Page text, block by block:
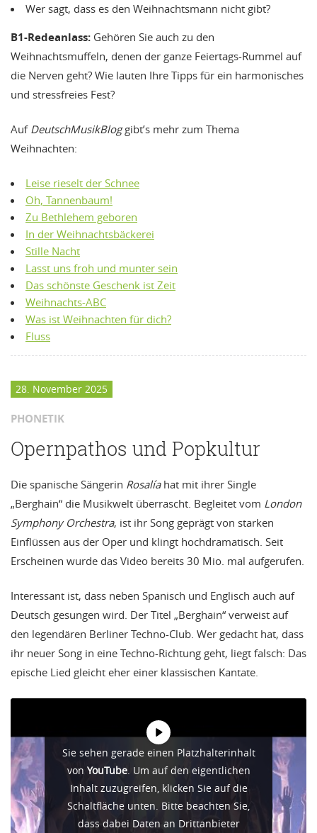
Wer sagt, dass es den Weihnachtsmann nicht gibt?
B1-Redeanlass: Gehören Sie auch zu den
Weihnachtsmuffeln, denen der ganze Feiertags-Rummel auf
die Nerven geht? Wie lauten Ihre Tipps für ein harmonisches
und stressfreies Fest?
Auf DeutschMusikBloggibt’s mehr zum Thema
Weihnachten:
Leise rieselt der Schnee
Oh, Tannenbaum!
Zu Bethlehem geboren
In der Weihnachtsbäckerei
Stille Nacht
Lasst uns froh und munter sein
Das schönste Geschenk ist Zeit
Weihnachts-ABC
Was ist Weihnachten für dich?
Fluss
28. November 2025
PHONETIK
Opernpathos und Popkultur
Die spanische Sängerin Rosalíahat mit ihrer Single
„Berghain“ die Musikwelt überrascht. Begleitet vom London
Symphony Orchestra, ist ihr Song geprägt von starken
Einflüssen aus der Oper und klingt hochdramatisch. Seit
Erscheinen wurde das Video bereits 30 Mio. mal aufgerufen.
Interessant ist, dass neben Spanisch und Englisch auch auf
Deutsch gesungen wird. Der Titel „Berghain“ verweist auf
den legendären Berliner Techno-Club. Wer gedacht hat, dass
ihr neuer Song in eine Techno-Richtung geht, liegt falsch: Das
epische Lied gleicht eher einer klassischen Kantate.
Sie sehen gerade einen Platzhalterinhalt
von YouTube. Um auf den eigentlichen
Inhalt zuzugreifen, klicken Sie auf die
Schaltfläche unten. Bitte beachten Sie,
dass dabei Daten an Drittanbieter